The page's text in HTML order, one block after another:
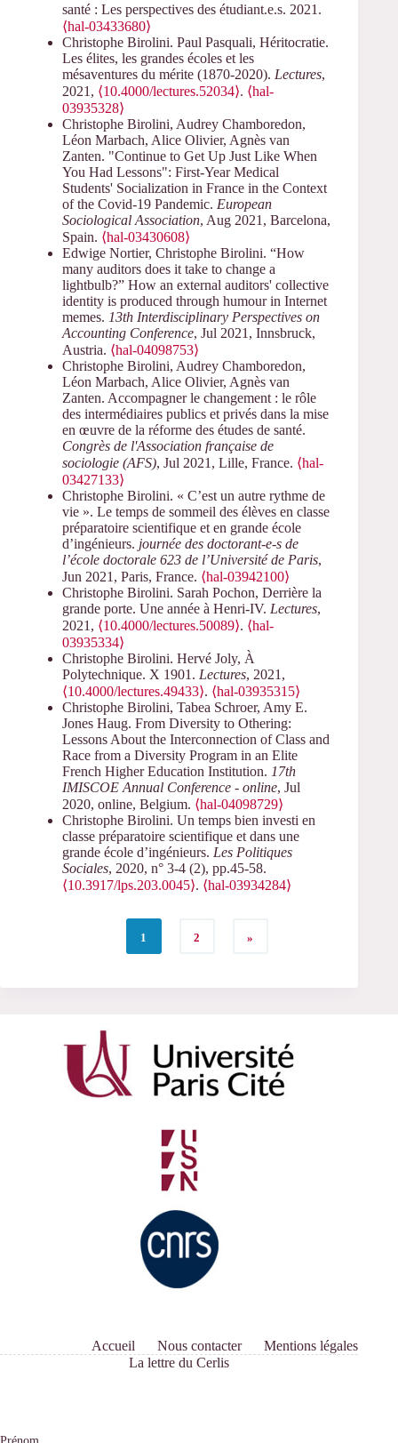
santé : Les perspectives des étudiant.e.s. 2021.
⟨hal-03433680⟩
Christophe Birolini. Paul Pasquali, Héritocratie.
Les élites, les grandes écoles et les
mésaventures du mérite (1870-2020). Lectures,
2021, ⟨10.4000/lectures.52034⟩. ⟨hal-
03935328⟩
Christophe Birolini, Audrey Chamboredon,
Léon Marbach, Alice Olivier, Agnès van
Zanten. "Continue to Get Up Just Like When
You Had Lessons": First-Year Medical
Students' Socialization in France in the Context
of the Covid-19 Pandemic. European
Sociological Association, Aug 2021, Barcelona,
Spain. ⟨hal-03430608⟩
Edwige Nortier, Christophe Birolini. “How
many auditors does it take to change a
lightbulb?” How an external auditors' collective
identity is produced through humour in Internet
memes. 13th Interdisciplinary Perspectives on
Accounting Conference, Jul 2021, Innsbruck,
Austria. ⟨hal-04098753⟩
Christophe Birolini, Audrey Chamboredon,
Léon Marbach, Alice Olivier, Agnès van
Zanten. Accompagner le changement : le rôle
des intermédiaires publics et privés dans la mise
en œuvre de la réforme des études de santé.
Congrès de l'Association française de
sociologie (AFS), Jul 2021, Lille, France. ⟨hal-
03427133⟩
Christophe Birolini. « C’est un autre rythme de
vie ». Le temps de sommeil des élèves en classe
préparatoire scientifique et en grande école
d’ingénieurs. journée des doctorant-e-s de
l’école doctorale 623 de l’Université de Paris,
Jun 2021, Paris, France. ⟨hal-03942100⟩
Christophe Birolini. Sarah Pochon, Derrière la
grande porte. Une année à Henri-IV. Lectures,
2021, ⟨10.4000/lectures.50089⟩. ⟨hal-
03935334⟩
Christophe Birolini. Hervé Joly, À
Polytechnique. X 1901. Lectures, 2021,
⟨10.4000/lectures.49433⟩. ⟨hal-03935315⟩
Christophe Birolini, Tabea Schroer, Amy E.
Jones Haug. From Diversity to Othering:
Lessons About the Interconnection of Class and
Race from a Diversity Program in an Elite
French Higher Education Institution. 17th
IMISCOE Annual Conference - online, Jul
2020, online, Belgium. ⟨hal-04098729⟩
Christophe Birolini. Un temps bien investi en
classe préparatoire scientifique et dans une
grande école d’ingénieurs. Les Politiques
Sociales, 2020, n° 3-4 (2), pp.45-58.
⟨10.3917/lps.203.0045⟩. ⟨hal-03934284⟩
1 2 »
Accueil Nous contacter
Mentions légales
La lettre du Cerlis